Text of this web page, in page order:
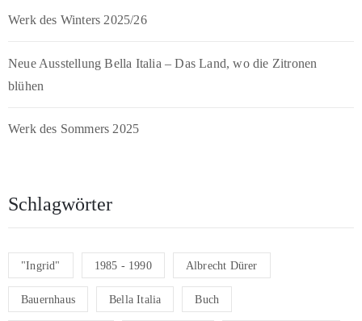
Werk des Winters 2025/26
Neue Ausstellung Bella Italia – Das Land, wo die Zitronen
blühen
Werk des Sommers 2025
Schlagwörter
"Ingrid" 1985 - 1990 Albrecht Dürer
Bauernhaus Bella Italia Buch